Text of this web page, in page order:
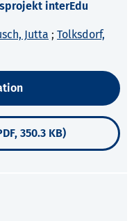
interEdu
Jutta ; Tolksdorf,
350.3 KB)